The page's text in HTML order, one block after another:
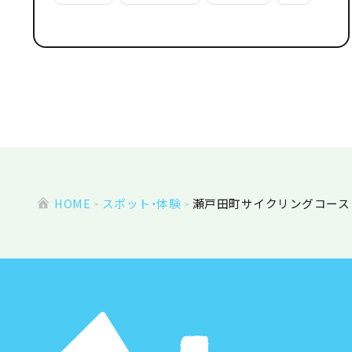
HOME スポット・体験 瀬戸田町サイクリングコース